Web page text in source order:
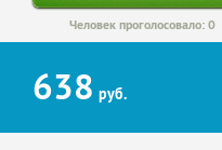
Человек проголосовало: 0
638 руб.